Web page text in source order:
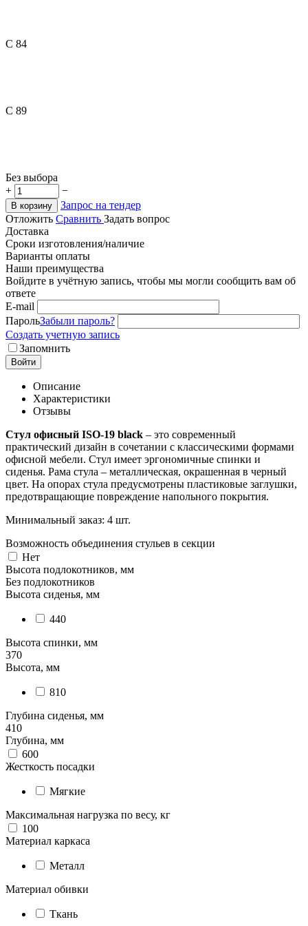
C 84
C 89
Без выбора
+
−
В корзину
Запрос на тендер
Отложить Сравнить Задать вопрос
Доставка
Сроки изготовления/наличие
Варианты оплаты
Наши преимущества
Войдите в учётную запись, чтобы мы могли сообщить вам об
ответе
E-mail
ПарольЗабыли пароль?
Создать учетную запись
Запомнить
Войти
Описание
Характеристики
Отзывы
Стул офисный ISO-19 black – это современный
практический дизайн в сочетании с классическими формами
офисной мебели. Стул имеет эргономичные спинки и
сиденья. Рама стула – металлическая, окрашенная в черный
цвет. На опорах стула предусмотрены пластиковые заглушки,
предотвращающие повреждение напольного покрытия.
Минимальный заказ: 4 шт.
Возможность объединения стульев в секции
Нет
Высота подлокотников, мм
Без подлокотников
Высота сиденья, мм
440
Высота спинки, мм
370
Высота, мм
810
Глубина сиденья, мм
410
Глубина, мм
600
Жесткость посадки
Мягкие
Максимальная нагрузка по весу, кг
100
Материал каркаса
Металл
Материал обивки
Ткань